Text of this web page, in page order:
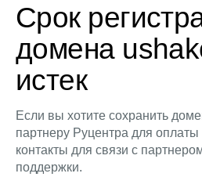
Срок
домена
истек
Если вы хотите сохранить
партнеру Руцентра для
контакты для связи с
поддержки.